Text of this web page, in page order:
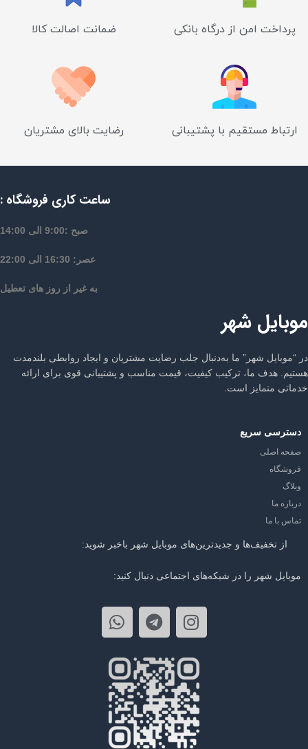
پرداخت امن از درگاه بانکی ضمانت اصالت کالا
ارتباط مستقیم با پشتیبانی رضایت بالای مشتریان
ساعت کاری فروشگاه :
صبح :9:00 الی 14:00
عصر: 16:30 الی 22:00
به غیر از روز های تعطیل
موبایل شهر
در “موبایل شهر” ما به‌دنبال جلب رضایت مشتریان و ایجاد روابطی بلندمدت
هستیم. هدف ما، ترکیب کیفیت، قیمت مناسب و پشتیبانی قوی برای ارائه
خدماتی متمایز است.
دسترسی سریع
صفحه اصلی
فروشگاه
وبلاگ
درباره ما
تماس با ما
از تخفیف‌ها و جدیدترین‌های موبایل شهر باخبر شوید:
موبایل شهر را در شبکه‌های اجتماعی دنبال کنید: